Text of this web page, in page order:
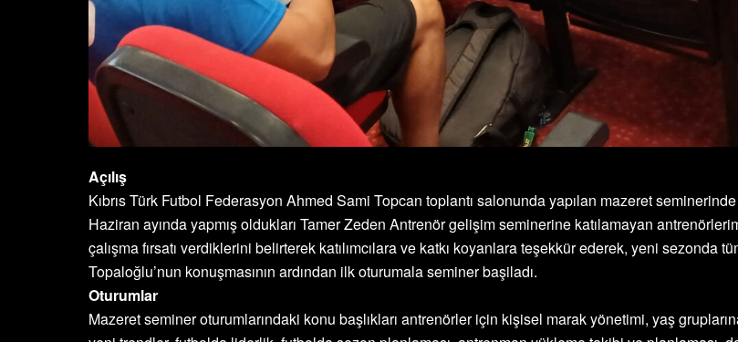
Açılış
Kıbrıs Türk Futbol Federasyon Ahmed Sami Topcan toplantı salonunda yapılan mazeret
Haziran ayında yapmış oldukları Tamer Zeden Antrenör gelişim seminerine katılamayan
çalışma fırsatı verdiklerini belirterek katılımcılara ve katkı koyanlara teşekkür ederek, yeni sezonda
Topaloğlu’nun konuşmasının ardından ilk oturumala seminer başiladı.
Oturumlar
Mazeret seminer oturumlarındaki konu başlıkları antrenörler için kişisel marak yönetimi, yaş